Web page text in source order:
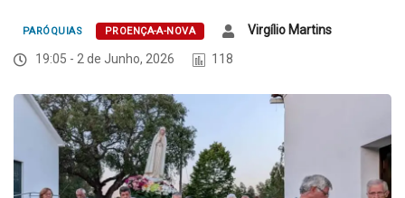
PARÓQUIAS PROENÇA-A-NOVA
Virgílio Martins
19:05 - 2 de Junho, 2026
118